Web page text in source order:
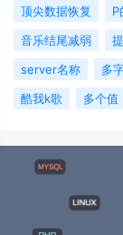
顶尖数据恢复
P
音乐结尾减弱
server名称
多
酷我k歌
多个值